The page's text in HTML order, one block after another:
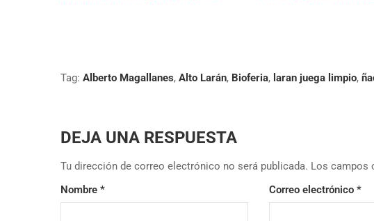
Tag: Alberto Magallanes, Alto Larán, Bioferia, laran juega limpio,
DEJA UNA RESPUESTA
Tu dirección de correo electrónico no será publicada. Los campos
Nombre * Correo electrónico *